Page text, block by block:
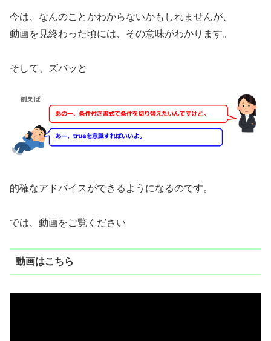
今は、なんのことかわからないかもしれませんが、
動画を見終わった頃には、その意味がわかります。
そして、ズバッと
的確なアドバイスができるようになるのです。
では、動画をご覧ください
動画はこちら